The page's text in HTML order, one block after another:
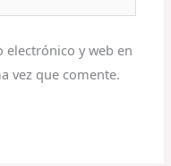
y web en
vez que comente.